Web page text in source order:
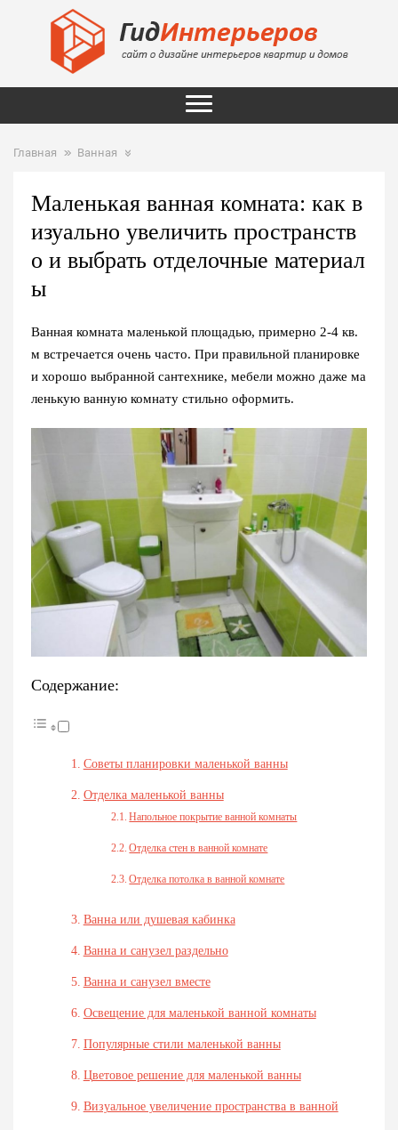
Главная Ванная
Маленькая ванная комната: как в
изуально увеличить пространств
о и выбрать отделочные материал
ы
Ванная комната маленькой площадью, примерно 2-4 кв.
м встречается очень часто. При правильной планировке
и хорошо выбранной сантехнике, мебели можно даже ма
ленькую ванную комнату стильно оформить.
Содержание:
Советы планировки маленькой ванны
Отделка маленькой ванны
Напольное покрытие ванной комнаты
Отделка стен в ванной комнате
Отделка потолка в ванной комнате
Ванна или душевая кабинка
Ванна и санузел раздельно
Ванна и санузел вместе
Освещение для маленькой ванной комнаты
Популярные стили маленькой ванны
Цветовое решение для маленькой ванны
Визуальное увеличение пространства в ванной